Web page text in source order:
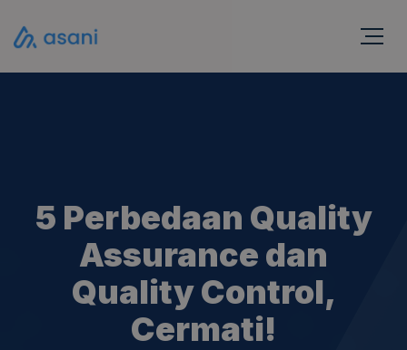
5 Perbedaan Quality
Assurance dan
Quality Control,
Cermati!